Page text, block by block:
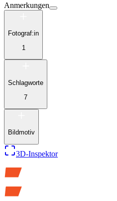
Anmerkungen
Fotograf:in
1
Schlagworte
7
Bildmotiv
3D-Inspektor